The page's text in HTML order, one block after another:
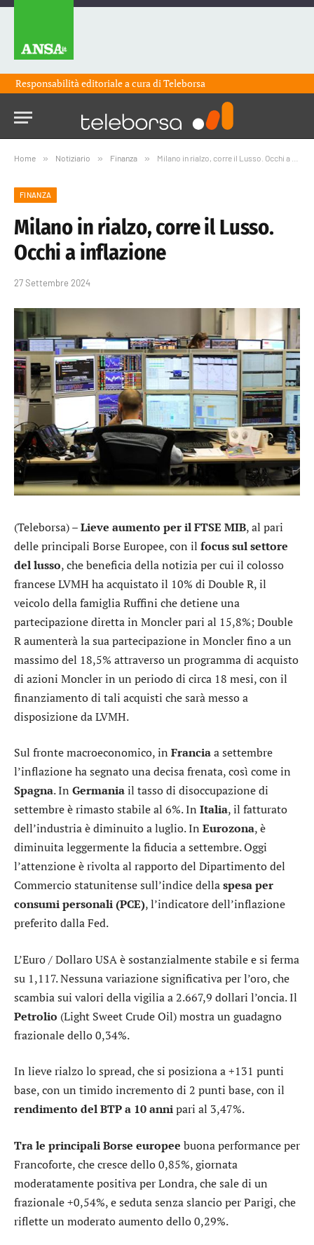
Responsabilità editoriale a cura diTeleborsa
Home » Notiziario » Finanza » Milano in rialzo, corre il Lusso. Occhi a inflazione
FINANZA
Milano in rialzo, corre il Lusso.
Occhi a inflazione
27 Settembre 2024
(Teleborsa) –Lieve aumento per il FTSE MIB, al pari
delle principali Borse Europee, con il focus sul settore
del lusso, che beneficia della notizia per cui il colosso
franceseLVMH ha acquistato il 10% di Double R, il
veicolo della famiglia Ruffini che detiene una
partecipazione diretta in Monclerpari al 15,8%; Double
R aumenterà la sua partecipazione in Moncler fino a un
massimo del 18,5% attraverso un programma di acquisto
di azioni Moncler in un periodo di circa 18 mesi, con il
finanziamento di tali acquisti che sarà messo a
disposizione da LVMH.
Sul fronte macroeconomico, in Franciaa settembre
l’inflazione ha segnato una decisa frenata, così come in
Spagna. In Germaniail tasso di disoccupazione di
settembre è rimasto stabile al 6%. In Italia, il fatturato
dell’industria è diminuito a luglio. In Eurozona, è
diminuita leggermente la fiducia a settembre. Oggi
l’attenzione è rivolta al rapporto del Dipartimento del
Commercio statunitense sull’indice dellaspesa per
consumi personali (PCE), l’indicatore dell’inflazione
preferito dalla Fed.
L’Euro / Dollaro USAè sostanzialmente stabile e si ferma
su 1,117. Nessuna variazione significativa per l’oro, che
scambia sui valori della vigilia a 2.667,9 dollari l’oncia. Il
Petrolio (Light Sweet Crude Oil) mostra un guadagno
frazionale dello 0,34%.
In lieve rialzo lospread, che si posiziona a +131 punti
base, con un timido incremento di 2 punti base, con il
rendimento del BTP a 10 annipari al 3,47%.
Tra le principali Borse europee buona performance per
Francoforte, che cresce dello 0,85%, giornata
moderatamente positiva perLondra, che sale di un
frazionale +0,54%, e seduta senza slancio perParigi, che
riflette un moderato aumento dello 0,29%.